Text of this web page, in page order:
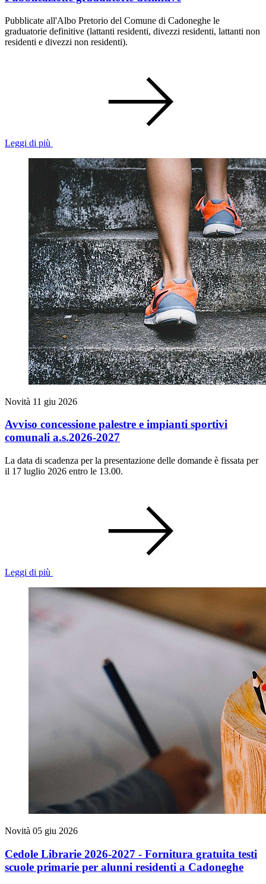
Pubblicate all'Albo Pretorio del Comune di Cadoneghe le
graduatorie definitive (lattanti residenti, divezzi residenti, lattanti non
residenti e divezzi non residenti).
Leggi di più
Novità 11 giu 2026
Avviso concessione palestre e impianti sportivi
comunali a.s.2026-2027
La data di scadenza per la presentazione delle domande è fissata per
il 17 luglio 2026 entro le 13.00.
Leggi di più
Novità 05 giu 2026
Cedole Librarie 2026-2027 - Fornitura gratuita testi
scuole primarie per alunni residenti a Cadoneghe